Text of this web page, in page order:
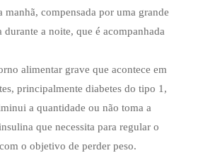
manhã, compensada por uma grande
durante a noite, que é acompanhada
alimentar grave que acontece em
principalmente diabetes do tipo 1,
a quantidade ou não toma a
que necessita para regular o
o objetivo de perder peso.